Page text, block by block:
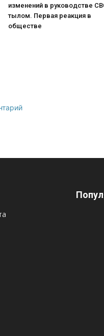
изменений в руководстве
тылом. Первая реакция в
обществе